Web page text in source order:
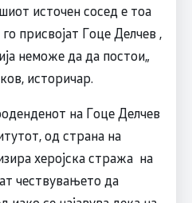
источен сосед е тоа
присвојат Гоце Делчев ,
неможе да да постои„
историчар.
на Гоце Делчев
од страна на
херојска стража на
чествувањето да